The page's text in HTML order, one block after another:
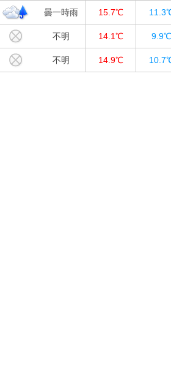
曇一時雨 15.7℃
不明 14.1℃ 9.9℃
不明 14.9℃